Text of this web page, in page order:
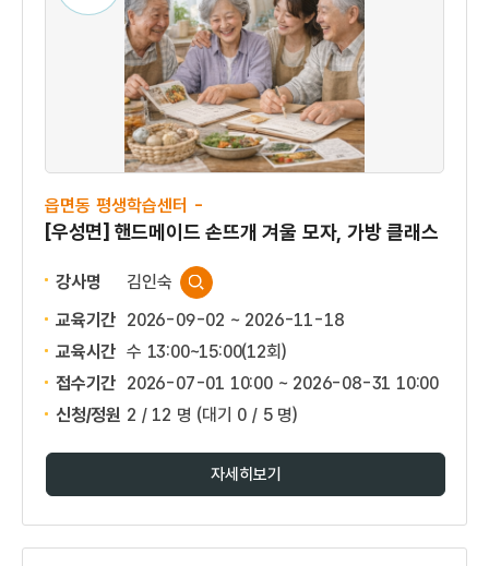
읍면동 평생학습센터 -
[우성면] 핸드메이드 손뜨개 겨울 모자, 가방 클래스
강사명
김인숙
교육기간 2026-09-02 ~ 2026-11-18
교육시간 수 13:00~15:00(12회)
접수기간 2026-07-01 10:00 ~ 2026-08-31 10:00
신청/정원 2 / 12 명 (대기 0 / 5 명)
자세히보기